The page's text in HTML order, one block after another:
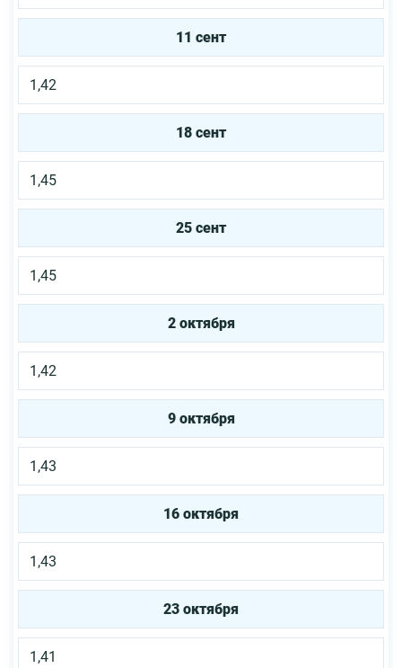
11 сент
1,42
18 сент
1,45
25 сент
1,45
2 октября
1,42
9 октября
1,43
16 октября
1,43
23 октября
1,41